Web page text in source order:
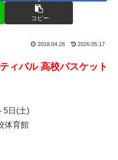
コピー
2018.04.28 2026.05.17
ィバル 高校バスケット
5日(土)
体育館